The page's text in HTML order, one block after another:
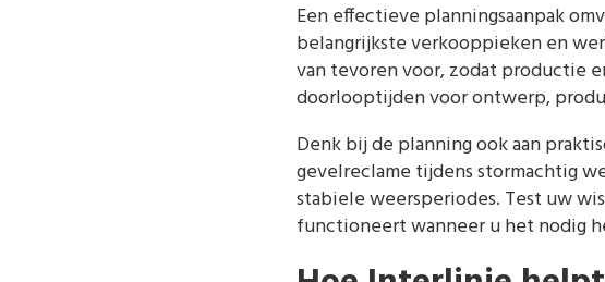
Een effectieve planningsaanpak
belangrijkste verkooppieken en
van tevoren voor, zodat productie
doorlooptijden voor ontwerp,
Denk bij de planning ook aan
gevelreclame tijdens stormachtig
stabiele weersperiodes. Test uw
functioneert wanneer u het nodig